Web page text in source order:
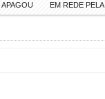
EM REDE